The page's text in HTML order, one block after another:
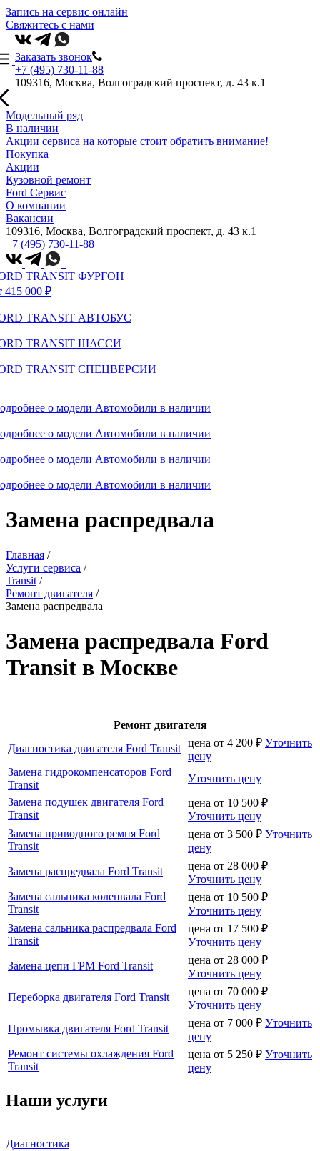
Запись на сервис онлайн
Свяжитесь с нами
Заказать звонок
+7 (495) 730-11-88
109316, Москва, Волгоградский проспект, д. 43 к.1
Модельный ряд
В наличии
Акции сервиса на которые стоит обратить внимание!
Покупка
Акции
Кузовной ремонт
Ford Сервис
О компании
Вакансии
109316, Москва, Волгоградский проспект, д. 43 к.1
+7 (495) 730-11-88
TRANSIT ФУРГОН
415 000 ₽
TRANSIT АВТОБУС
TRANSIT ШАССИ
TRANSIT СПЕЦВЕРСИИ
о модели Автомобили в наличии
о модели Автомобили в наличии
о модели Автомобили в наличии
о модели Автомобили в наличии
Замена распредвала
Главная /
Услуги сервиса /
Transit /
Ремонт двигателя /
Замена распредвала
Замена распредвала Ford
Transit в Москве
Ремонт двигателя
Диагностика двигателя Ford Transit цена от 4 200 ₽ Уточнить
цену
Замена гидрокомпенсаторов Ford
Transit
Уточнить цену
Замена подушек двигателя Ford
Transit
цена от 10 500 ₽
Уточнить цену
Замена приводного ремня Ford
Transit
цена от 3 500 ₽ Уточнить
цену
Замена распредвала Ford Transit
цена от 28 000 ₽
Уточнить цену
Замена сальника коленвала Ford
Transit
цена от 10 500 ₽
Уточнить цену
Замена сальника распредвала Ford
Transit
цена от 17 500 ₽
Уточнить цену
Замена цепи ГРМ Ford Transit
цена от 28 000 ₽
Уточнить цену
Переборка двигателя Ford Transit
цена от 70 000 ₽
Уточнить цену
Промывка двигателя Ford Transit
цена от 7 000 ₽ Уточнить
цену
Ремонт системы охлаждения Ford
Transit
цена от 5 250 ₽ Уточнить
цену
Наши услуги
Диагностика